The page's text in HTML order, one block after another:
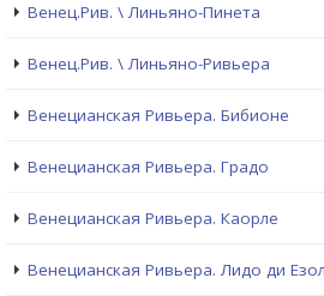
Венец.Рив. \ Линьяно-Пинета
Венец.Рив. \ Линьяно-Ривьера
Венецианская Ривьера. Бибионе
Венецианская Ривьера. Градо
Венецианская Ривьера. Каорле
Венецианская Ривьера. Лидо ди